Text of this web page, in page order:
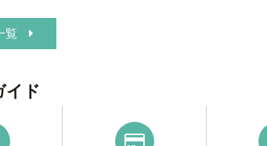
覧
イド